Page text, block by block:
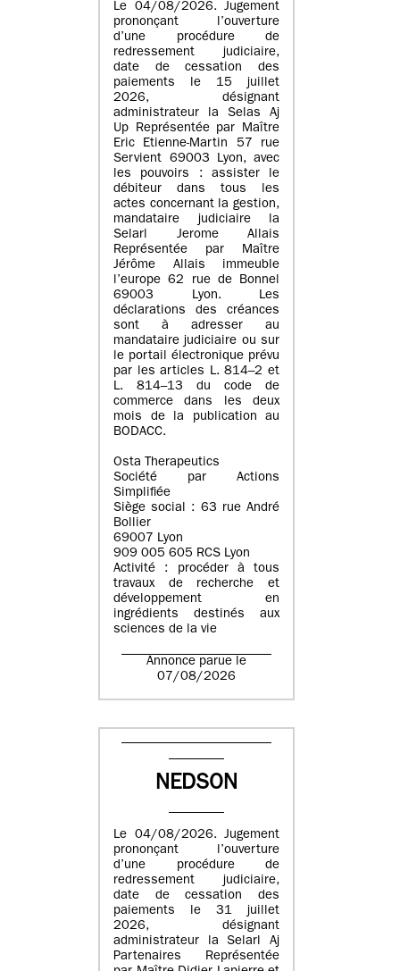
Le 04/08/2026. Jugement
prononçant l’ouverture
d’une procédure de
redressement judiciaire,
date de cessation des
paiements le 15 juillet
2026, désignant
administrateur la Selas Aj
Up Représentée par Maître
Eric Etienne-Martin 57 rue
Servient 69003 Lyon, avec
les pouvoirs : assister le
débiteur dans tous les
actes concernant la gestion,
mandataire judiciaire la
Selarl Jerome Allais
Représentée par Maître
Jérôme Allais immeuble
l’europe 62 rue de Bonnel
69003 Lyon. Les
déclarations des créances
sont à adresser au
mandataire judiciaire ou sur
le portail électronique prévu
par les articles L. 814–2 et
L. 814–13 du code de
commerce dans les deux
mois de la publication au
BODACC.
Osta Therapeutics
Société par Actions
Simplifiée
Siège social : 63 rue André
Bollier
69007 Lyon
909 005 605 RCS Lyon
Activité : procéder à tous
travaux de recherche et
développement en
ingrédients destinés aux
sciences de la vie
Annonce parue le
07/08/2026
NEDSON
Le 04/08/2026. Jugement
prononçant l’ouverture
d’une procédure de
redressement judiciaire,
date de cessation des
paiements le 31 juillet
2026, désignant
administrateur la Selarl Aj
Partenaires Représentée